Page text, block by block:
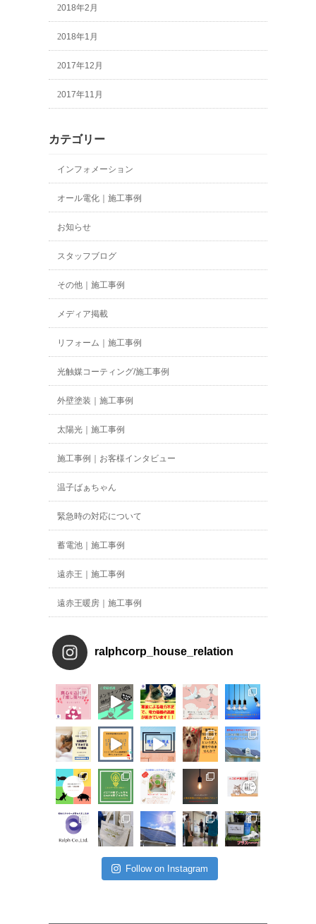
2018年2月
2018年1月
2017年12月
2017年11月
カテゴリー
インフォメーション
オール電化｜施工事例
お知らせ
スタッフブログ
その他｜施工事例
メディア掲載
リフォーム｜施工事例
光触媒コーティング/施工事例
外壁塗装｜施工事例
太陽光｜施工事例
施工事例｜お客様インタビュー
温子ばぁちゃん
緊急時の対応について
蓄電池｜施工事例
遠赤王｜施工事例
遠赤王暖房｜施工事例
ralphcorp_house_relation
Follow on Instagram